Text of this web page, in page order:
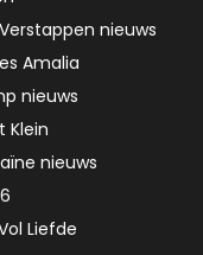
nieuws
Amalia
nieuws
Klein
nieuws
Liefde